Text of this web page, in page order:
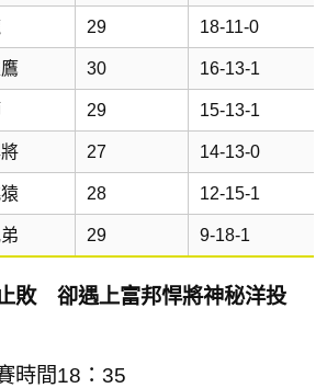
29 18-11-0
30 16-13-1
29 15-13-1
27 14-13-0
28 12-15-1
29 9-18-1
敗 卻遇上富邦悍將神秘洋投
時間18：35